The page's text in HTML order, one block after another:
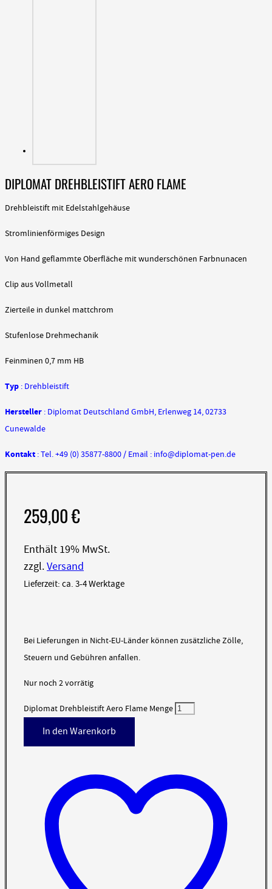
DIPLOMAT DREHBLEISTIFT AERO FLAME
Drehbleistift mit Edelstahlgehäuse
Stromlinienförmiges Design
Von Hand geflammte Oberfläche mit wunderschönen Farbnunacen
Clip aus Vollmetall
Zierteile in dunkel mattchrom
Stufenlose Drehmechanik
Feinminen 0,7 mm HB
Typ : Drehbleistift
Hersteller : Diplomat Deutschland GmbH, Erlenweg 14, 02733
Cunewalde
Kontakt : Tel. +49 (0) 35877-8800 / Email : info@diplomat-pen.de
259,00€
Enthält 19% MwSt.
zzgl.Versand
Lieferzeit: ca. 3-4 Werktage
Bei Lieferungen in Nicht-EU-Länder können zusätzliche Zölle,
Steuern und Gebühren anfallen.
Nur noch 2 vorrätig
Diplomat Drehbleistift Aero Flame Menge
In den Warenkorb